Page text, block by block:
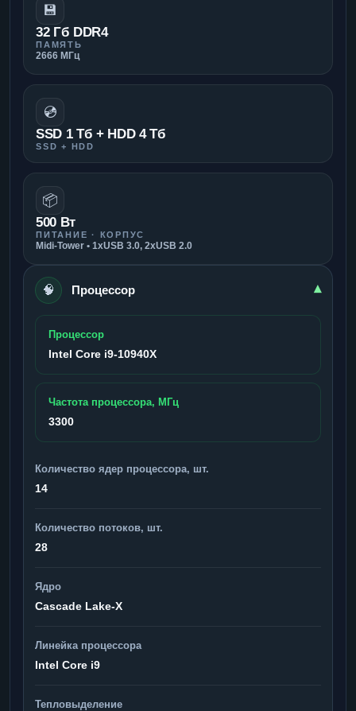
💾
32 Гб DDR4
ПАМЯТЬ
2666 МГц
💿
SSD 1 Тб + HDD 4 Тб
SSD + HDD
📦
500 Вт
ПИТАНИЕ · КОРПУС
Midi-Tower • 1xUSB 3.0, 2xUSB 2.0
🧠 Процессор ▾
Процессор
Intel Core i9-10940X
Частота процессора, МГц
3300
Количество ядер процессора, шт.
14
Количество потоков, шт.
28
Ядро
Cascade Lake-X
Линейка процессора
Intel Core i9
Тепловыделение